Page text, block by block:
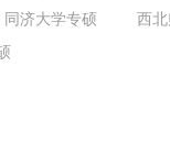
同济大学专硕 西